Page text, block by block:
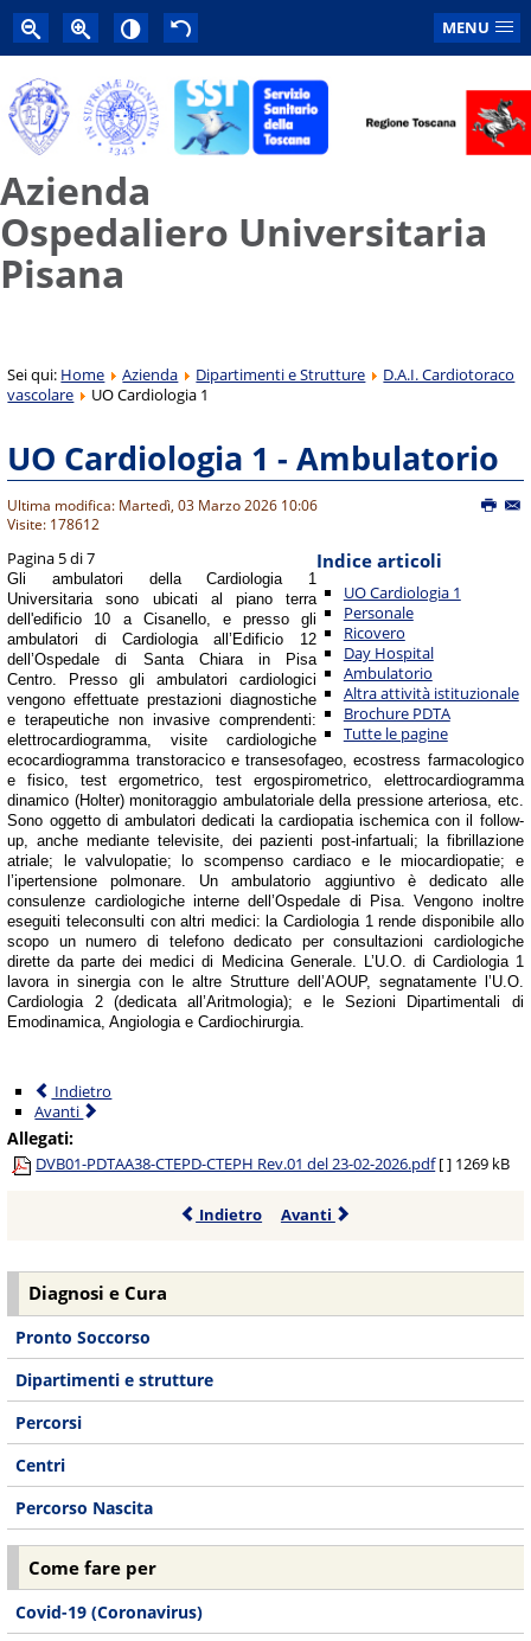
MENU
Azienda
Ospedaliero Universitaria
Pisana
Sei qui: Home Azienda Dipartimenti e Strutture
D.A.I. Cardiotoraco
vascolare
UO Cardiologia 1
UO Cardiologia 1 - Ambulatorio
Ultima modifica: Martedì, 03 Marzo 2026 10:06
Visite: 178612
Indice articoli
UO Cardiologia 1
Personale
Ricovero
Day Hospital
Ambulatorio
Altra attività istituzionale
Brochure PDTA
Tutte le pagine
Pagina 5 di 7
Gli ambulatori della Cardiologia 1
Universitaria sono ubicati al piano terra
dell'edificio 10 a Cisanello, e presso gli
ambulatori di Cardiologia all’Edificio 12
dell’Ospedale di Santa Chiara in Pisa
Centro. Presso gli ambulatori cardiologici
vengono effettuate prestazioni diagnostiche
e terapeutiche non invasive comprendenti:
elettrocardiogramma, visite cardiologiche
ecocardiogramma transtoracico e transesofageo, ecostress farmacologico
e fisico, test ergometrico, test ergospirometrico, elettrocardiogramma
dinamico (Holter) monitoraggio ambulatoriale della pressione arteriosa, etc.
Sono oggetto di ambulatori dedicati la cardiopatia ischemica con il follow-
up, anche mediante televisite, dei pazienti post-infartuali; la fibrillazione
atriale; le valvulopatie; lo scompenso cardiaco e le miocardiopatie; e
l’ipertensione polmonare. Un ambulatorio aggiuntivo è dedicato alle
consulenze cardiologiche interne dell’Ospedale di Pisa. Vengono inoltre
eseguiti teleconsulti con altri medici: la Cardiologia 1 rende disponibile allo
scopo un numero di telefono dedicato per consultazioni cardiologiche
dirette da parte dei medici di Medicina Generale. L’U.O. di Cardiologia 1
lavora in sinergia con le altre Strutture dell’AOUP, segnatamente l’U.O.
Cardiologia 2 (dedicata all’Aritmologia); e le Sezioni Dipartimentali di
Emodinamica, Angiologia e Cardiochirurgia.
Indietro
Avanti
Allegati:
DVB01-PDTAA38-CTEPD-CTEPH Rev.01 del 23-02-2026.pdf [ ] 1269 kB
Indietro Avanti
Diagnosi e Cura
Pronto Soccorso
Dipartimenti e strutture
Percorsi
Centri
Percorso Nascita
Come fare per
Covid-19 (Coronavirus)